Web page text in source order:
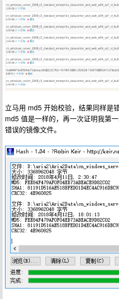
立马用 md5 开始校验，结果同样是
md5 值是一样的，再一次证明我第
错误的镜像文件。